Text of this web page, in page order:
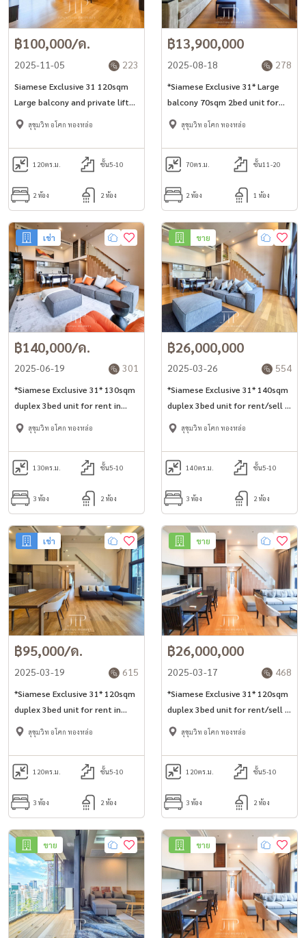
฿100,000/ด.
2025-11-05 223
Siamese Exclusive 31 120sqm
Large balcony and private lift
2+1bed unit for rent in Asoke
area.
สุขุมวิท อโศก ทองหล่อ
120ตร.ม. ชั้น5-10
2 ห้อง 2 ห้อง
฿13,900,000
2025-08-18 278
*Siamese Exclusive 31* Large
balcony 70sqm 2bed unit for
sell on high floor in Phrom
Phong -Asoke. *Large balconiy
and private lift*
สุขุมวิท อโศก ทองหล่อ
70ตร.ม. ชั้น11-20
2 ห้อง 1 ห้อง
เช่า
฿140,000/ด.
2025-06-19 301
*Siamese Exclusive 31* 130sqm
duplex 3bed unit for rent in
Phrom Phong -Asoke area*
*Large balcony and private lift*
สุขุมวิท อโศก ทองหล่อ
130ตร.ม. ชั้น5-10
3 ห้อง 2 ห้อง
ขาย
฿26,000,000
2025-03-26 554
*Siamese Exclusive 31* 140sqm
duplex 3bed unit for rent/sell in
Phrom Phong -Asoke area*
*Large balcony and private lift*
สุขุมวิท อโศก ทองหล่อ
140ตร.ม. ชั้น5-10
3 ห้อง 2 ห้อง
เช่า
฿95,000/ด.
2025-03-19 615
*Siamese Exclusive 31* 120sqm
duplex 3bed unit for rent in
Phrom Phong -Asoke area*
*Large balcony and private lift*
*private storage room*
สุขุมวิท อโศก ทองหล่อ
120ตร.ม. ชั้น5-10
3 ห้อง 2 ห้อง
ขาย
฿26,000,000
2025-03-17 468
*Siamese Exclusive 31* 120sqm
duplex 3bed unit for rent/sell in
Phrom Phong -Asoke area*
*Large balcony and private lift*
สุขุมวิท อโศก ทองหล่อ
120ตร.ม. ชั้น5-10
3 ห้อง 2 ห้อง
ขาย ขาย